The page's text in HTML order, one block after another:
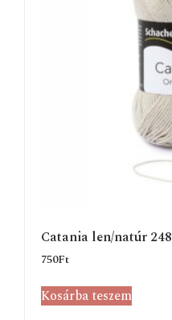
Catania len/natúr 248
750Ft
Kosárba teszem